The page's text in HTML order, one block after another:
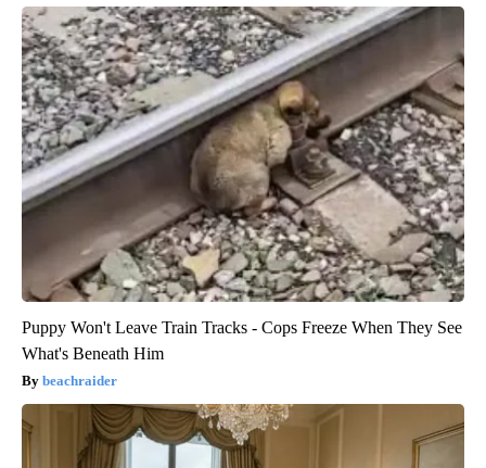
Puppy Won't Leave Train Tracks - Cops Freeze When They See
What's Beneath Him
beachraider